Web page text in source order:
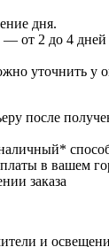
дня.
от 2 до 4 дней
уточнить у
после
в вашем
заказа
и